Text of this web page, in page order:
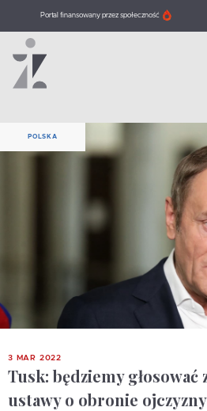
Portal finansowany przez społeczność
POLSKA
3 MAR 2022
Tusk: będziemy
ustawy o obronie ojczyzny